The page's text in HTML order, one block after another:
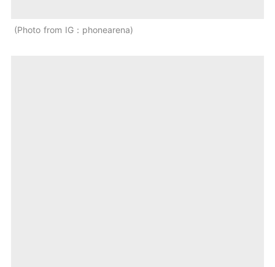
Photo from IG：phonearena